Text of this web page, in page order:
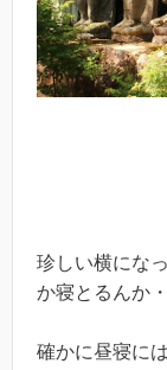
珍しい横にな
か寝とるんか・
確かに昼寝に